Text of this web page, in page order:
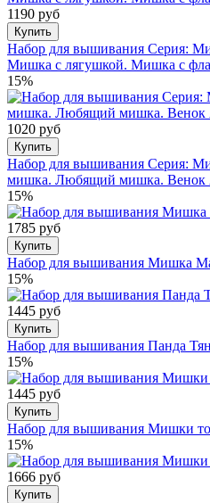
1190 руб
Купить
Набор для вышивания Серия:
Мишка с лягушкой. Мишка с
15%
1020 руб
Купить
Набор для вышивания Серия:
мишка. Любящий мишка. Венок
15%
1785 руб
Купить
Набор для вышивания Мишка
15%
1445 руб
Купить
Набор для вышивания Панда
15%
1445 руб
Купить
Набор для вышивания Мишки
15%
1666 руб
Купить